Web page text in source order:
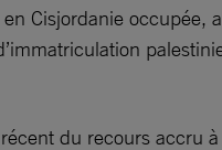
Cisjordanie occupée,
du recours accru